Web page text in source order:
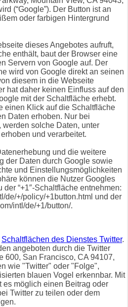
(“Google”). Der Button ist an
oder farbigen Hintergrund
dieses Angebotes aufruft,
enthält, baut der Browser eine
Servern von Google auf. Der
wird von Google direkt an seinen
diesem in die Webseite
hat daher keinen Einfluss auf den
mit der Schaltfläche erhebt.
einen Klick auf die Schaltfläche
Daten erhoben. Nur bei
solche Daten, unter
und verarbeitet.
und die weitere
der Daten durch Google sowie
und Einstellungsmöglichkeiten
können die Nutzer Googles
“+1″-Schaltfläche entnehmen:
de/+/policy/+1button.html und der
intl/de/+1/button/.
Schaltflächen des Dienstes Twitter.
angeboten durch die Twitter
600, San Francisco, CA 94107,
wie "Twitter" oder "Folge",
blauen Vogel erkennbar. Mit
es möglich einen Beitrag oder
Twitter zu teilen oder dem